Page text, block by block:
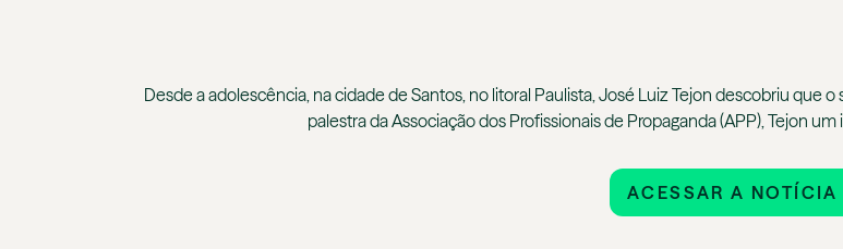
Desde a adolescência, na cidade de Santos, no litoral Paulista, José Luiz Tejon descobriu que
palestra da Associação dos Profissionais de Propaganda (APP), Tejon
ACESSAR A NOTÍCIA